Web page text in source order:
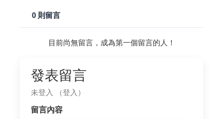
0 則留言
目前尚無留言，成為第一個留言的人！
發表留言
未登入 （登入）
留言內容